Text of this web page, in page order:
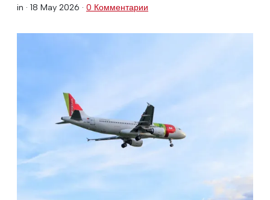
in · 18 May 2026 · 0 Комментарии